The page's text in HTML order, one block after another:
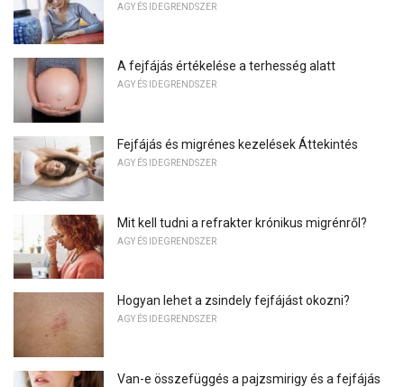
AGY ÉS IDEGRENDSZER
A fejfájás értékelése a terhesség alatt
AGY ÉS IDEGRENDSZER
Fejfájás és migrénes kezelések Áttekintés
AGY ÉS IDEGRENDSZER
Mit kell tudni a refrakter krónikus migrénről?
AGY ÉS IDEGRENDSZER
Hogyan lehet a zsindely fejfájást okozni?
AGY ÉS IDEGRENDSZER
Van-e összefüggés a pajzsmirigy és a fejfájás